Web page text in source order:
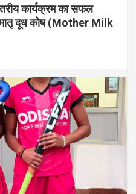
कार्यक्रम का सफल
दूध कोष (Mother Milk